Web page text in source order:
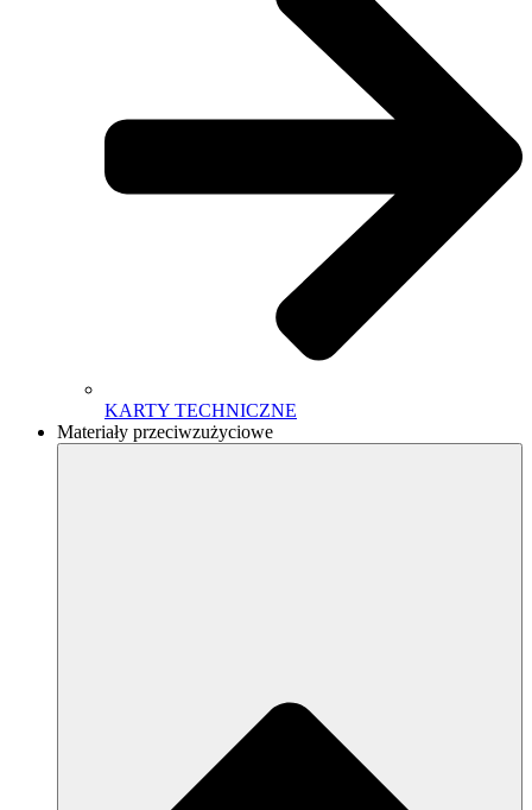
KARTY TECHNICZNE
Materiały przeciwzużyciowe